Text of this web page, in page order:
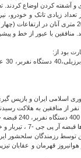
و آشفته کردن اوضاع
شدند. نیروهای خودی در فاصله 200
با عبور از خط و پیشروی تا تنگه
بود از:
‌توسط رزمندگان سلحشور
قهرمان و عقابان